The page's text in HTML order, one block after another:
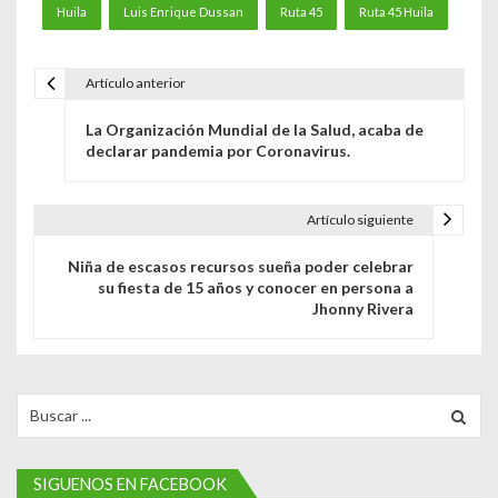
Huila Luis Enrique Dussan Ruta 45 Ruta 45 Huila
ó
n
Artículo anterior
La Organización Mundial de la Salud, acaba de
declarar pandemia por Coronavirus.
Artículo siguiente
Niña de escasos recursos sueña poder celebrar
su fiesta de 15 años y conocer en persona a
Jhonny Rivera
for:
SIGUENOS EN FACEBOOK